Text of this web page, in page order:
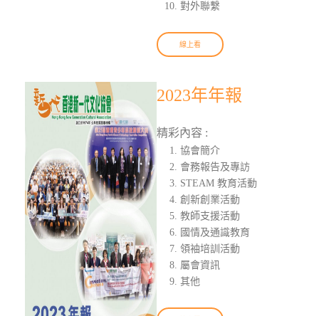
對外聯繫
線上看
2023年年報
精彩內容 :
協會簡介
會務報告及專訪
STEAM 教育活動
創新創業活動
教師支援活動
國情及通識教育
領袖培訓活動
屬會資訊
其他